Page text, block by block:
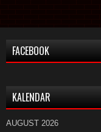
FACEBOOK
KALENDAR
AUGUST 2026